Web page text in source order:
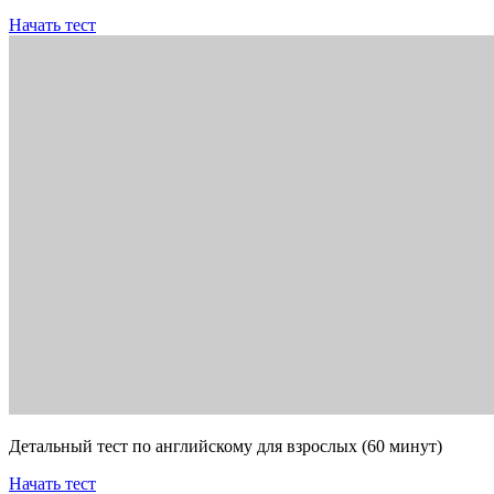
Начать тест
Детальный тест по английскому для взрослых (60 минут)
Начать тест